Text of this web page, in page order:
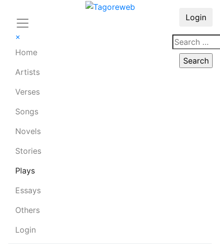
×
Home
Artists
Verses
Songs
Novels
Stories
Plays
Essays
Others
Login
Login